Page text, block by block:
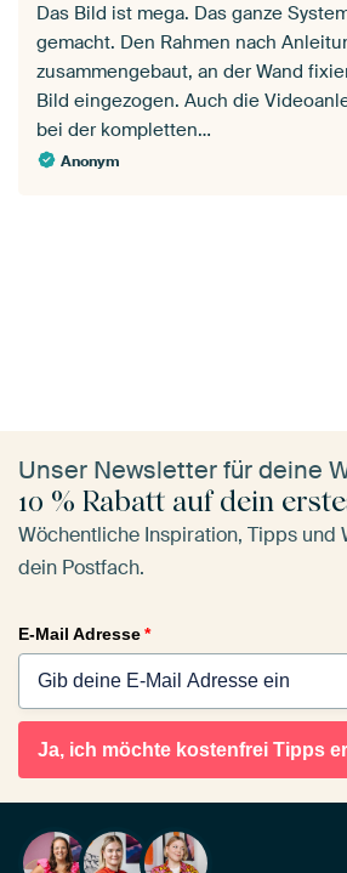
Das Bild ist mega. Das ganze
gemacht. Den Rahmen nach
zusammengebaut, an der Wand
Bild eingezogen. Auch die
bei der kompletten…
Anonym
Unser Newsletter für deine
10 % Rabatt auf dein
Wöchentliche Inspiration, Tipps und
dein Postfach.
E-Mail Adresse*
Ja, ich möchte kostenfrei Tipps